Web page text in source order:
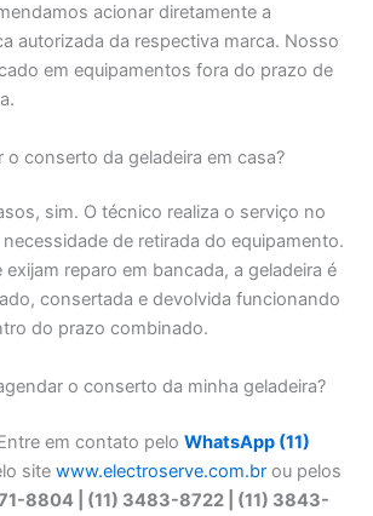
acionar diretamente a
autorizada da respectiva marca. Nosso
em equipamentos fora do prazo de
o conserto da geladeira em casa?
sim. O técnico realiza o serviço no
de retirada do equipamento.
exijam reparo em bancada, a geladeira é
consertada e devolvida funcionando
do prazo combinado.
o conserto da minha geladeira?
em contato peloWhatsApp (11)
sitewww.electroserve.com.br ou pelos
8804 | (11) 3483-8722 | (11) 3843-